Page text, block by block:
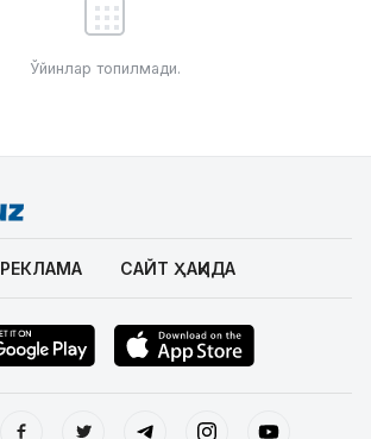
Ўйинлар топилмади.
РЕКЛАМА САЙТ ҲАҚИДА